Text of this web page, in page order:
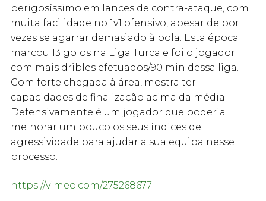
perigosíssimo em lances de contra-ataque, com
muita facilidade no 1v1 ofensivo, apesar de por
vezes se agarrar demasiado à bola. Esta época
marcou 13 golos na Liga Turca e foi o jogador
com mais dribles efetuados/90 min dessa liga.
Com forte chegada à área, mostra ter
capacidades de finalização acima da média.
Defensivamente é um jogador que poderia
melhorar um pouco os seus índices de
agressividade para ajudar a sua equipa nesse
processo.
https://vimeo.com/275268677